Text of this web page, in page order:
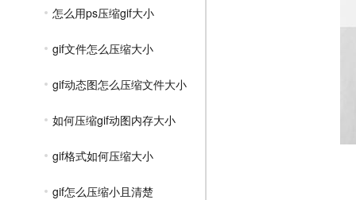
怎么用ps压缩gif大小
gif文件怎么压缩大小
gif动态图怎么压缩文件大小
如何压缩gif动图内存大小
gif格式如何压缩大小
gif怎么压缩小且清楚